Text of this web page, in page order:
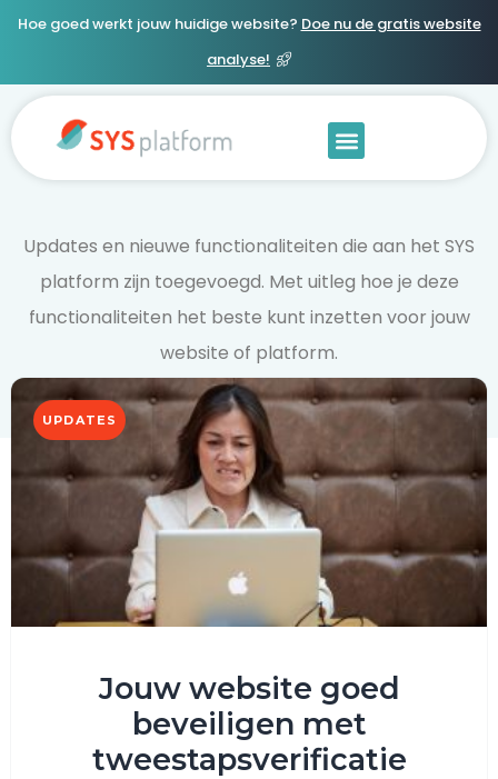
Hoe goed werkt jouw huidige website? Doe nu de gratis website
analyse!
Updates en nieuwe functionaliteiten die aan het SYS
platform zijn toegevoegd. Met uitleg hoe je deze
functionaliteiten het beste kunt inzetten voor jouw
website of platform.
UPDATES
Jouw website goed
beveiligen met
tweestapsverificatie